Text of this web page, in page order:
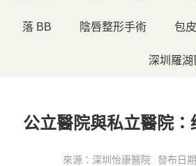
落 BB 陰唇整形手術 包
深圳羅湖
公立醫院與私立醫院
來源：深圳怡康醫院 發布日